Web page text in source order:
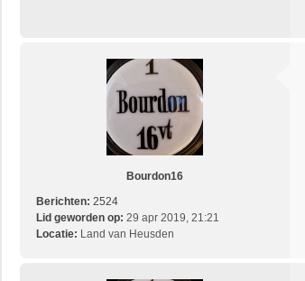
Bourdon16
Berichten: 2524
Lid geworden op: 29 apr 2019, 21:21
Locatie: Land van Heusden